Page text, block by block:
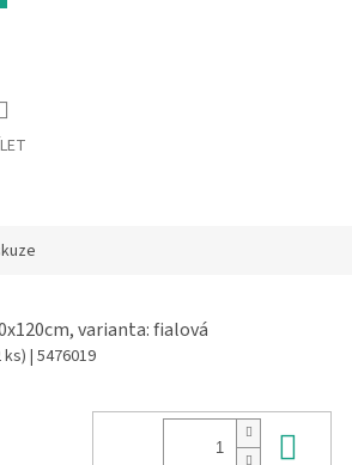
varianta: fialová
ks)| 5476019